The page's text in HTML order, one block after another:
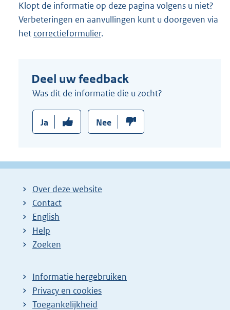
Klopt de informatie op deze pagina volgens u niet?
Verbeteringen en aanvullingen kunt u doorgeven via
het correctieformulier.
Deel uw feedback
Was dit de informatie die u zocht?
Ja Nee
Over deze website
Contact
English
Help
Zoeken
Informatie hergebruiken
Privacy en cookies
Toegankelijkheid